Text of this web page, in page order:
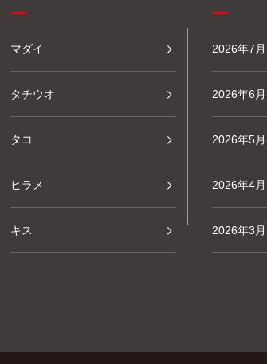
マダイ
タチウオ
タコ
ヒラメ
キス
2026年7月
2026年6月
2026年5月
2026年4月
2026年3月